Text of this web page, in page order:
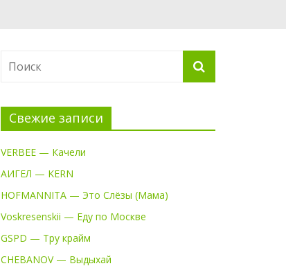
Свежие записи
VERBEE — Качели
АИГЕЛ — KERN
HOFMANNITA — Это Слёзы (Мама)
Voskresenskii — Еду по Москве
GSPD — Тру крайм
CHEBANOV — Выдыхай